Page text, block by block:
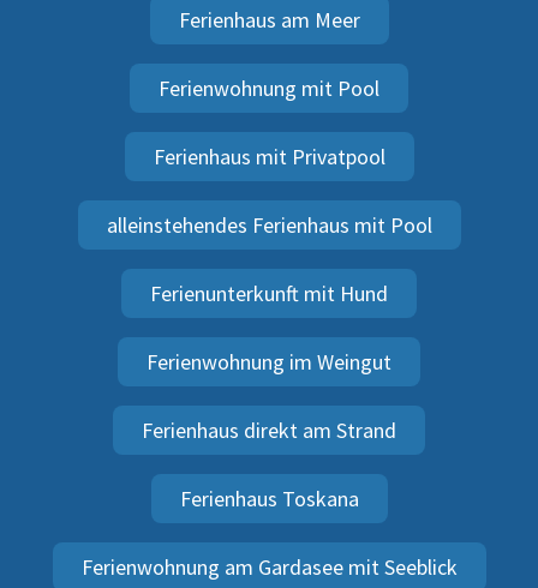
Ferienhaus am Meer
Ferienwohnung mit Pool
Ferienhaus mit Privatpool
alleinstehendes Ferienhaus mit Pool
Ferienunterkunft mit Hund
Ferienwohnung im Weingut
Ferienhaus direkt am Strand
Ferienhaus Toskana
Ferienwohnung am Gardasee mit Seeblick